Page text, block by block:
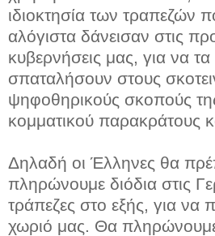
ιδιοκτησία των τραπεζών
αλόγιστα δάνεισαν στις
κυβερνήσεις μας, για να τα
σπαταλήσουν στους
ψηφοθηρικούς σκοπούς
κομματικού παρακράτους
Δηλαδή οι Έλληνες θα
πληρώνουμε διόδια στις
τράπεζες στο εξής, για να
χωριό μας. Θα